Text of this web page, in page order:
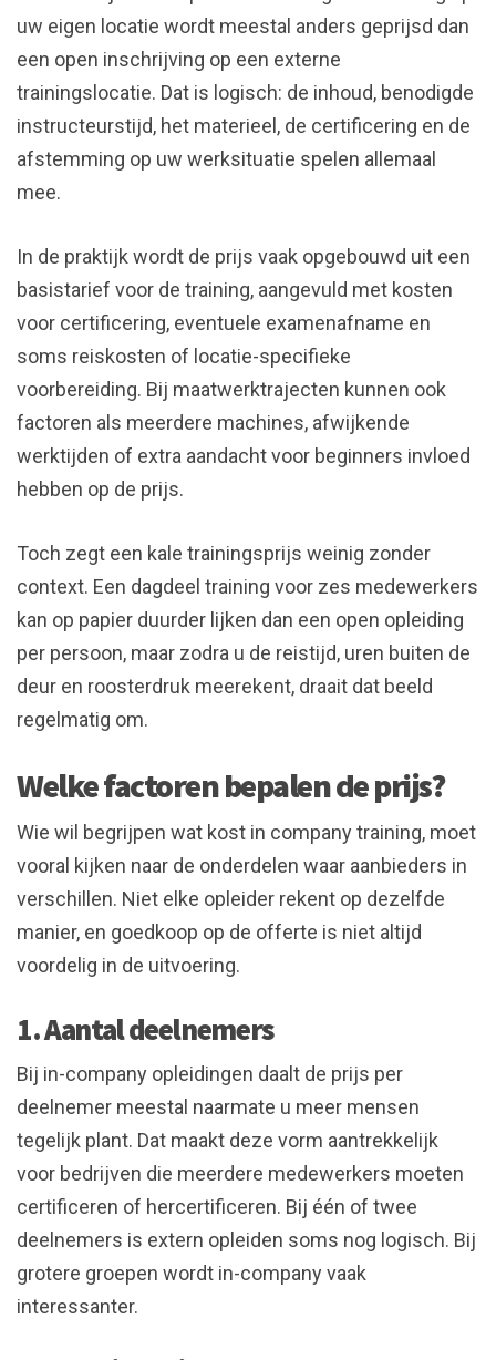
uw eigen locatie wordt meestal anders geprijsd dan
een open inschrijving op een externe
trainingslocatie. Dat is logisch: de inhoud, benodigde
instructeurstijd, het materieel, de certificering en de
afstemming op uw werksituatie spelen allemaal
mee.
In de praktijk wordt de prijs vaak opgebouwd uit een
basistarief voor de training, aangevuld met kosten
voor certificering, eventuele examenafname en
soms reiskosten of locatie-specifieke
voorbereiding. Bij maatwerktrajecten kunnen ook
factoren als meerdere machines, afwijkende
werktijden of extra aandacht voor beginners invloed
hebben op de prijs.
Toch zegt een kale trainingsprijs weinig zonder
context. Een dagdeel training voor zes medewerkers
kan op papier duurder lijken dan een open opleiding
per persoon, maar zodra u de reistijd, uren buiten de
deur en roosterdruk meerekent, draait dat beeld
regelmatig om.
Welke factoren bepalen de prijs?
Wie wil begrijpen wat kost in company training, moet
vooral kijken naar de onderdelen waar aanbieders in
verschillen. Niet elke opleider rekent op dezelfde
manier, en goedkoop op de offerte is niet altijd
voordelig in de uitvoering.
1. Aantal deelnemers
Bij in-company opleidingen daalt de prijs per
deelnemer meestal naarmate u meer mensen
tegelijk plant. Dat maakt deze vorm aantrekkelijk
voor bedrijven die meerdere medewerkers moeten
certificeren of hercertificeren. Bij één of twee
deelnemers is extern opleiden soms nog logisch. Bij
grotere groepen wordt in-company vaak
interessanter.